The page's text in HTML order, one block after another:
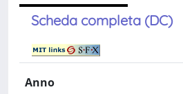
Scheda completa (DC)
Anno